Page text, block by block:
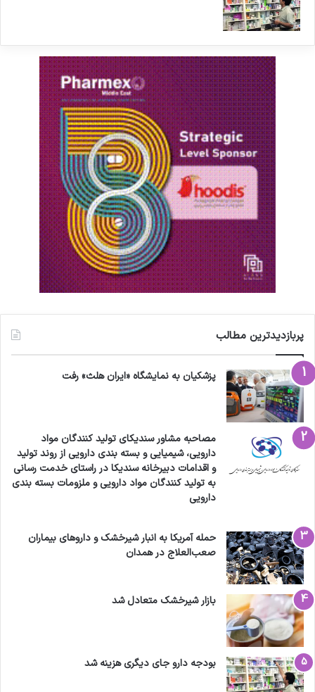
پربازدیدترین مطالب
پزشکیان به نمایشگاه «ایران هلث» رفت
مصاحبه مشاور سندیکای تولید کنندگان مواد
دارویی، شیمیایی و بسته بندی دارویی از روند تولید
و اقدامات دبیرخانه سندیکا در راستای خدمت رسانی
به تولید کنندگان مواد دارویی و ملزومات بسته بندی
دارویی
حمله آمریکا به انبار شیرخشک و داروهای بیماران
صعب‌العلاج در همدان
بازار شیرخشک متعادل شد
بودجه دارو جای دیگری هزینه شد